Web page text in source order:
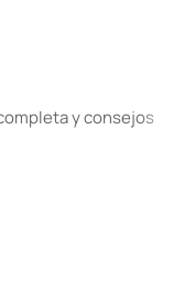
y consejos